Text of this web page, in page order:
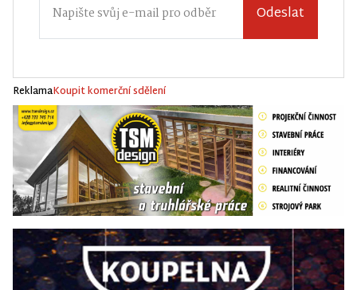
Odeslat
ReklamaKoupit komerční sdělení